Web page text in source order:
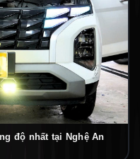
độ nhất tại Nghệ An